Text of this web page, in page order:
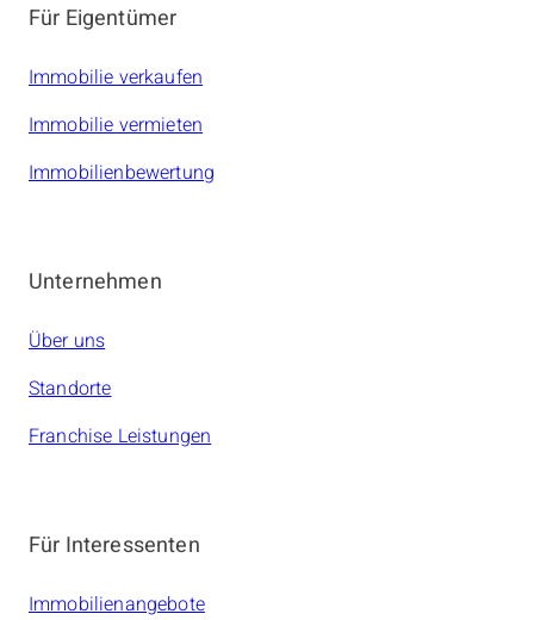
Für Eigentümer
Immobilie verkaufen
Immobilie vermieten
Immobilienbewertung
Unternehmen
Über uns
Standorte
Franchise Leistungen
Für Interessenten
Immobilienangebote